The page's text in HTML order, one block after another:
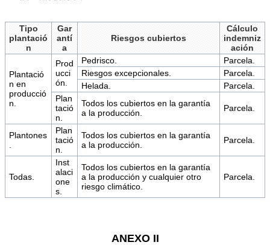
Tipo
plantació
n
Gar
antí
a
Riesgos cubiertos
Cálculo
indemniz
ación
Plantació
n en
producció
n.
Prod
ucci
ón.
Pedrisco.
Parcela.
Riesgos excepcionales.
Parcela.
Helada.
Parcela.
Plan
tació
n.
Todos los cubiertos en la garantía
a la producción.
Parcela.
Plantones
.
Plan
tació
n.
Todos los cubiertos en la garantía
a la producción.
Parcela.
Todas.
Inst
alaci
one
s.
Todos los cubiertos en la garantía
a la producción y cualquier otro
riesgo climático.
Parcela.
ANEXO II